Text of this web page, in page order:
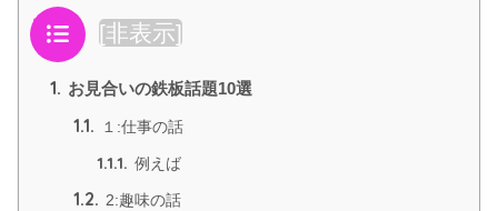
目次 [非表示]
1. お見合いの鉄板話題10選
1.1. １:仕事の話
1.1.1. 例えば
1.2. 2:趣味の話